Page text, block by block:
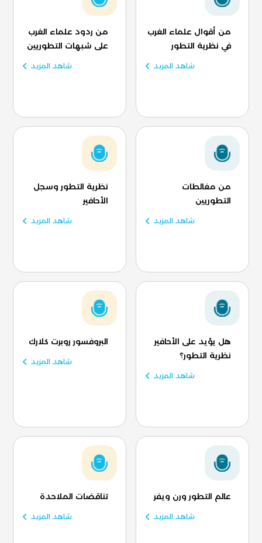
من أقوال علماء الغرب
في نظرية التطور
شاهد المزيد
من ردود علماء الغرب
على شبهات التطوريين
شاهد المزيد
من مغالطات
التطوريين
شاهد المزيد
نظرية التطور وسجل
الأحافير
شاهد المزيد
هل يؤيد على الأحافير
نظرية التطور؟
شاهد المزيد
البروفسور روبرت كلارك
شاهد المزيد
عالم التطور ورن ويفر
شاهد المزيد
تناقضات الملاحدة
شاهد المزيد